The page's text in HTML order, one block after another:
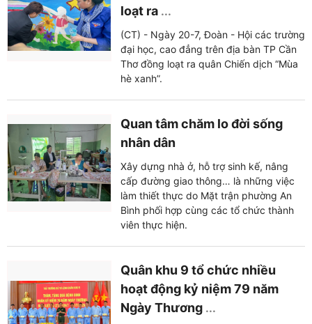
loạt ra...
(CT) - Ngày 20-7, Đoàn - Hội các trường
đại học, cao đẳng trên địa bàn TP Cần
Thơ đồng loạt ra quân Chiến dịch “Mùa
hè xanh”.
Quan tâm chăm lo đời sống
nhân dân
Xây dựng nhà ở, hỗ trợ sinh kế, nâng
cấp đường giao thông… là những việc
làm thiết thực do Mặt trận phường An
Bình phối hợp cùng các tổ chức thành
viên thực hiện.
Quân khu 9 tổ chức nhiều
hoạt động kỷ niệm 79 năm
Ngày Thương...